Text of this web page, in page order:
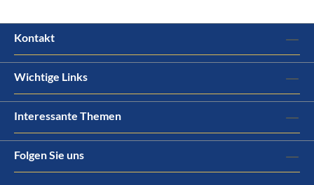
Kontakt
Wichtige Links
Interessante Themen
Folgen Sie uns